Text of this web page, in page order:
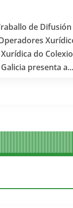
de
do
presenta a...